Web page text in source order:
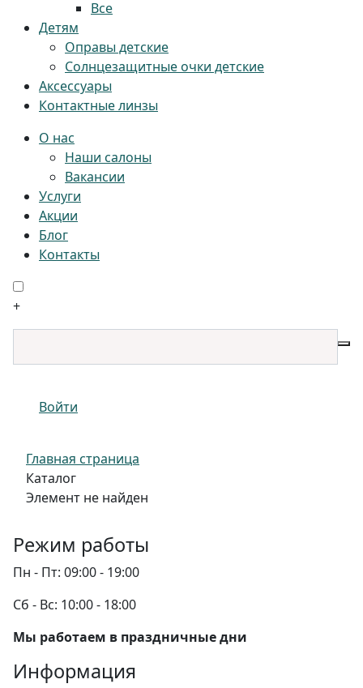
Все
Детям
Оправы детские
Солнцезащитные очки детские
Аксессуары
Контактные линзы
О нас
Наши салоны
Вакансии
Услуги
Акции
Блог
Контакты
+
Войти
Главная страница
Каталог
Элемент не найден
Режим работы
Пн - Пт: 09:00 - 19:00
Сб - Вс: 10:00 - 18:00
Мы работаем в праздничные дни
Информация